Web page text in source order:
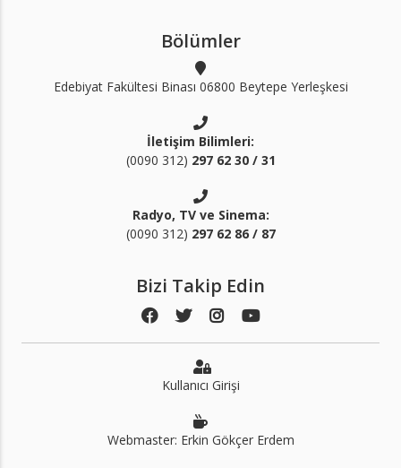
Bölümler
Edebiyat Fakültesi Binası 06800 Beytepe Yerleşkesi
İletişim Bilimleri:
(0090 312) 297 62 30 / 31
Radyo, TV ve Sinema:
(0090 312) 297 62 86 / 87
Bizi Takip Edin
Kullanıcı Girişi
Webmaster: Erkin Gökçer Erdem